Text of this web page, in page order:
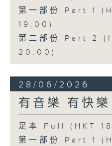
第一部份 Part 1
19:00)
第二部份 Part 2
20:00)
28/06/2026
有音樂 有快樂
足本 Full (HKT
第一部份 Part 1